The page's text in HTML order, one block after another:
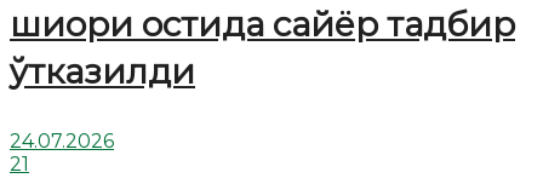
шиори остида сайёр тадбир
ўтказилди
24.07.2026
21